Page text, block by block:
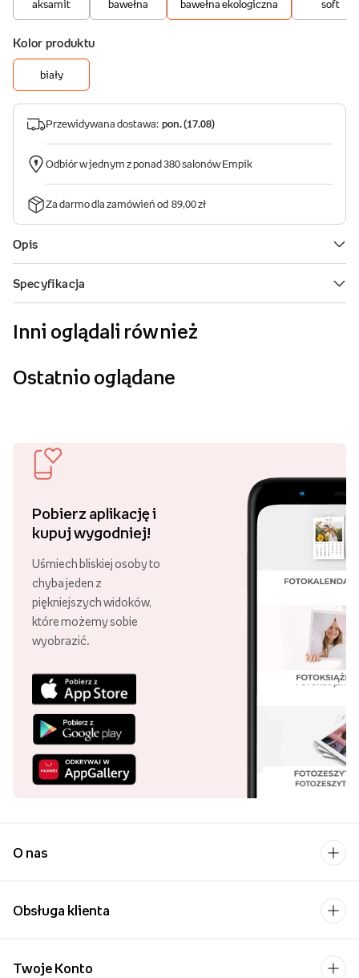
Inni oglądali również
Ostatnio oglądane
Pobierz aplikację i
kupuj wygodniej!
Uśmiech bliskiej osoby to
chyba jeden z
piękniejszych widoków,
które możemy sobie
wyobrazić.
O nas
Obsługa klienta
Twoje Konto